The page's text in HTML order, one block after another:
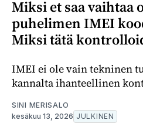
Miksi et saa vaihtaa
puhelimen IMEI
Miksi tätä
IMEI ei ole vain tekninen
kannalta ihanteellinen
SINI MERISALO
kesäkuu 13, 2026 JULKINEN